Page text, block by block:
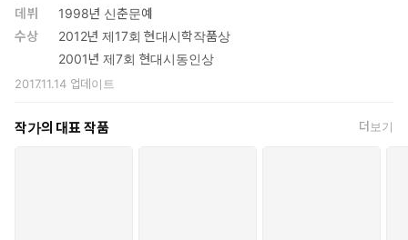
데뷔
1998년 신춘문예
수상
2012년 제17회 현대시학작품상
2001년 제7회 현대시동인상
2017.11.14업데이트
작가의 대표 작품 더보기